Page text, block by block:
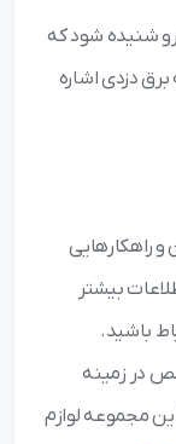
شنیده شود که
برق دزدی اشاره
راهکارهایی
بیشتر
باشید.
در زمینه
مجموعه لوازم